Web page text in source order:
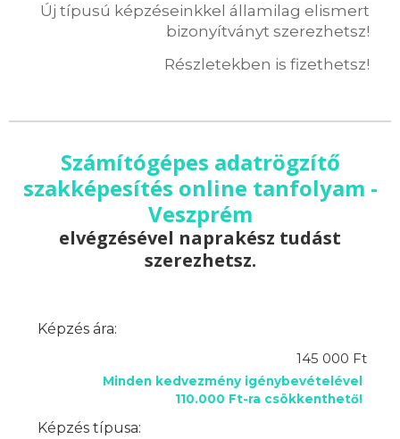
Új típusú képzéseinkkel államilag elismert
bizonyítványt szerezhetsz!
Részletekben is fizethetsz!
Számítógépes adatrögzítő
szakképesítés online tanfolyam -
Veszprém
elvégzésével naprakész tudást
szerezhetsz.
Képzés ára:
145 000 Ft
Minden kedvezmény igénybevételével
110.000 Ft-ra csökkenthető!
Képzés típusa: